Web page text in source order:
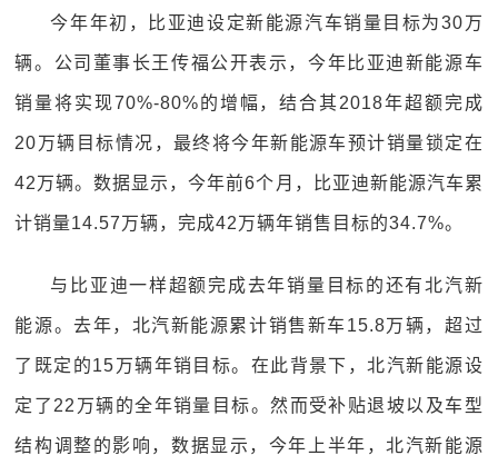
今年年初，比亚迪设定新能源汽车销量目标为30万
辆。公司董事长王传福公开表示，今年比亚迪新能源车
销量将实现70%-80%的增幅，结合其2018年超额完成
20万辆目标情况，最终将今年新能源车预计销量锁定在
42万辆。数据显示，今年前6个月，比亚迪新能源汽车累
计销量14.57万辆，完成42万辆年销售目标的34.7%。
与比亚迪一样超额完成去年销量目标的还有北汽新
能源。去年，北汽新能源累计销售新车15.8万辆，超过
了既定的15万辆年销目标。在此背景下，北汽新能源设
定了22万辆的全年销量目标。然而受补贴退坡以及车型
结构调整的影响，数据显示，今年上半年，北汽新能源